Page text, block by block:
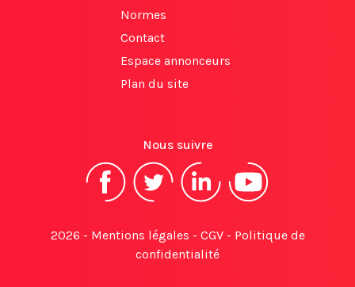
Normes
Contact
Espace annonceurs
Plan du site
Nous suivre
2026 - Mentions légales - CGV- Politique de
confidentialité